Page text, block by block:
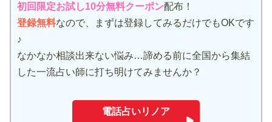
初回限定お試し10分無料クーポン配布！
登録無料なので、まずは登録してみるだけでもOKです
♪
なかなか相談出来ない悩み…諦める前に全国から集結
した一流占い師に打ち明けてみませんか？
電話占いリノア